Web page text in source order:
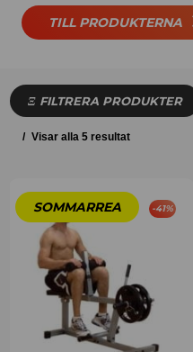
TILL PRODUKTERNA
FILTRERA PRODUKTER
Visar alla 5 resultat
-41%